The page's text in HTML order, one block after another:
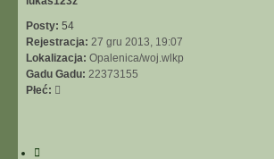
Posty: 54
Rejestracja: 27 gru 2013, 19:07
Lokalizacja: Opalenica/woj.wlkp
Gadu Gadu: 22373155
Płeć: